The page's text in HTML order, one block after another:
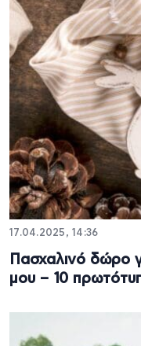
17.04.2025, 14:36
Πασχαλινό δώρο
μου – 10